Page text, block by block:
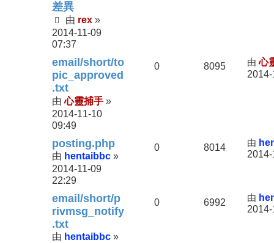
差異
由 rex »
2014-11-09
07:37
email/short/to
pic_approved
.txt
由心靈捕手 »
2014-11-10
09:49
0 8095 由心
posting.php
由 hentaibbc »
2014-11-09
22:29
0 8014 由
2014-
email/short/p
rivmsg_notify
.txt
由 hentaibbc »
0 6992 由
2014-